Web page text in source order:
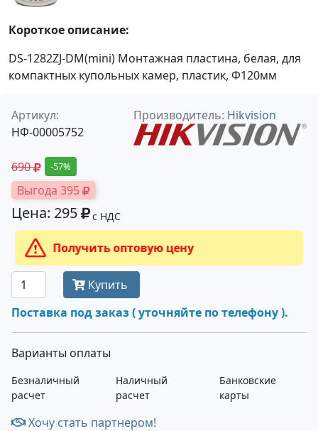
Короткое описание:
DS-1282ZJ-DM(mini) Монтажная пластина, белая, для
компактных купольных камер, пластик, Ф120мм
Артикул:
НФ-00005752
Производитель: Hikvision
690 -57%
Выгода 395
Цена: 295 с НДС
Получить оптовую цену
Купить
Поставка под заказ ( уточняйте по телефону ).
Варианты оплаты
Безналичный
расчет
Наличный
расчет
Банковские
карты
Хочу стать партнером!